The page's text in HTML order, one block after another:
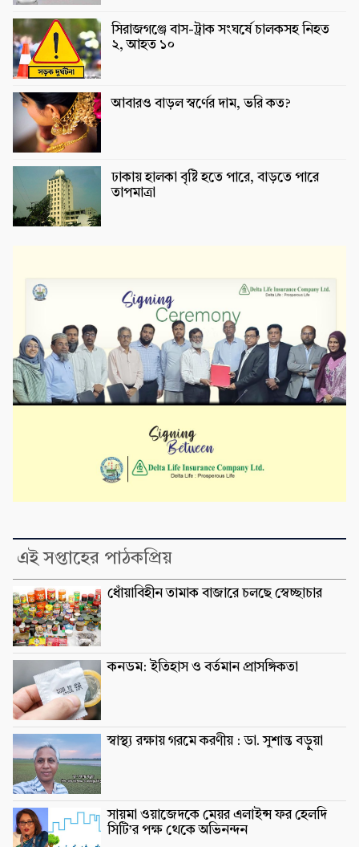
সিরাজগঞ্জে বাস-ট্রাক সংঘর্ষে চালকসহ নিহত
২, আহত ১০
আবারও বাড়ল স্বর্ণের দাম, ভরি কত?
ঢাকায় হালকা বৃষ্টি হতে পারে, বাড়তে পারে
তাপমাত্রা
এই সপ্তাহের পাঠকপ্রিয়
ধোঁয়াবিহীন তামাক বাজারে চলছে স্বেচ্ছাচার
কনডম: ইতিহাস ও বর্তমান প্রাসঙ্গিকতা
স্বাস্থ্য রক্ষায় গরমে করণীয় : ডা. সুশান্ত বড়ুুয়া
সায়মা ওয়াজেদকে মেয়র এলাইন্স ফর হেলদি
সিটি’র পক্ষ থেকে অভিনন্দন